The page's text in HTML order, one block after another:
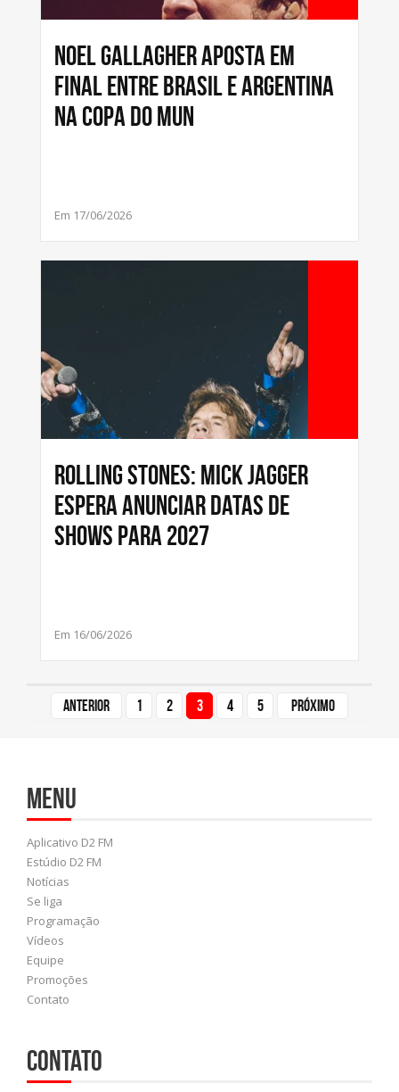
Noel Gallagher aposta em
final entre Brasil e Argentina
na Copa do Mun
Em 17/06/2026
Rolling Stones: Mick Jagger
espera anunciar datas de
shows para 2027
Em 16/06/2026
Anterior 1 2 3 4 5 Próximo
Menu
Aplicativo D2 FM
Estúdio D2 FM
Notícias
Se liga
Programação
Vídeos
Equipe
Promoções
Contato
Contato